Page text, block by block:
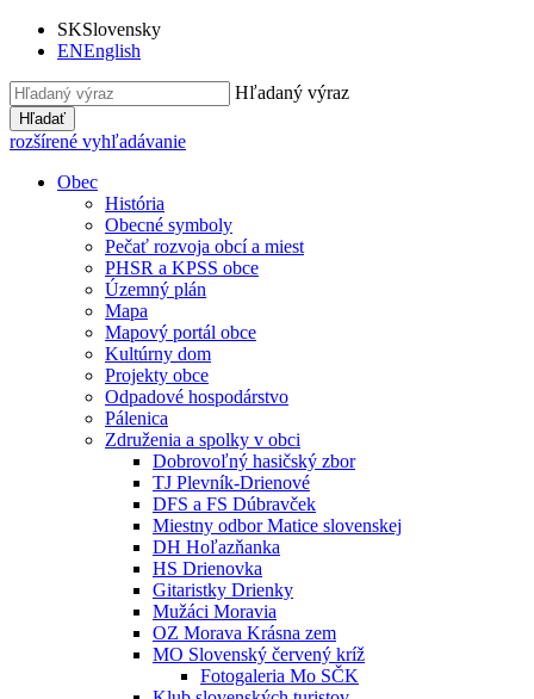
SKSlovensky
ENEnglish
Hľadaný výraz
Hľadať
rozšírené vyhľadávanie
Obec
História
Obecné symboly
Pečať rozvoja obcí a miest
PHSR a KPSS obce
Územný plán
Mapa
Mapový portál obce
Kultúrny dom
Projekty obce
Odpadové hospodárstvo
Pálenica
Združenia a spolky v obci
Dobrovoľný hasičský zbor
TJ Plevník-Drienové
DFS a FS Dúbravček
Miestny odbor Matice slovenskej
DH Hoľazňanka
HS Drienovka
Gitaristky Drienky
Mužáci Moravia
OZ Morava Krásna zem
MO Slovenský červený kríž
Fotogaleria Mo SČK